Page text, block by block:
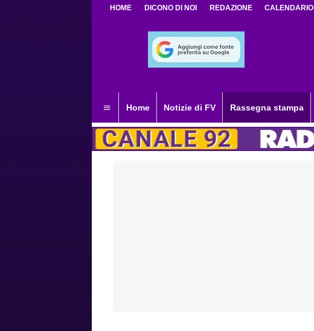
HOME DICONO DI NOI REDAZIONE CALENDARIO
Home Notizie di FV Rassegna stampa